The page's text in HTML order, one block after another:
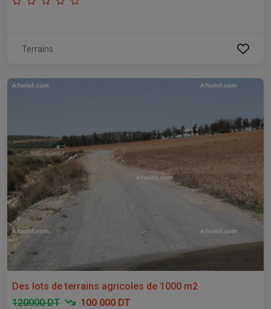
Terrains
Des lots de terrains agricoles de 1000 m2
120000 DT
100 000 DT